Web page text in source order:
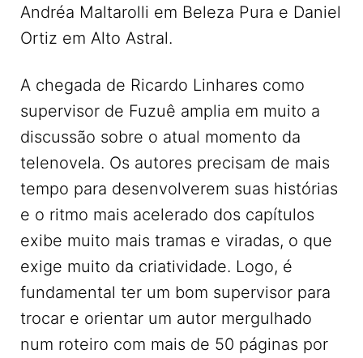
Andréa Maltarolli em Beleza Pura e Daniel
Ortiz em Alto Astral.
A chegada de Ricardo Linhares como
supervisor de Fuzuê amplia em muito a
discussão sobre o atual momento da
telenovela. Os autores precisam de mais
tempo para desenvolverem suas histórias
e o ritmo mais acelerado dos capítulos
exibe muito mais tramas e viradas, o que
exige muito da criatividade. Logo, é
fundamental ter um bom supervisor para
trocar e orientar um autor mergulhado
num roteiro com mais de 50 páginas por